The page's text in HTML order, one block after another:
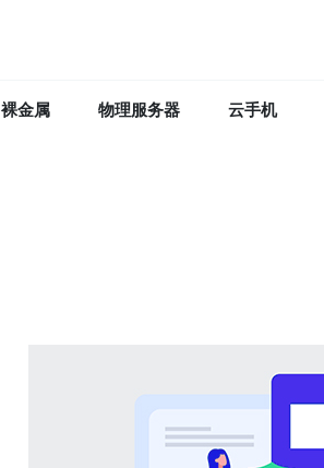
裸金属 物理服务器 云手机